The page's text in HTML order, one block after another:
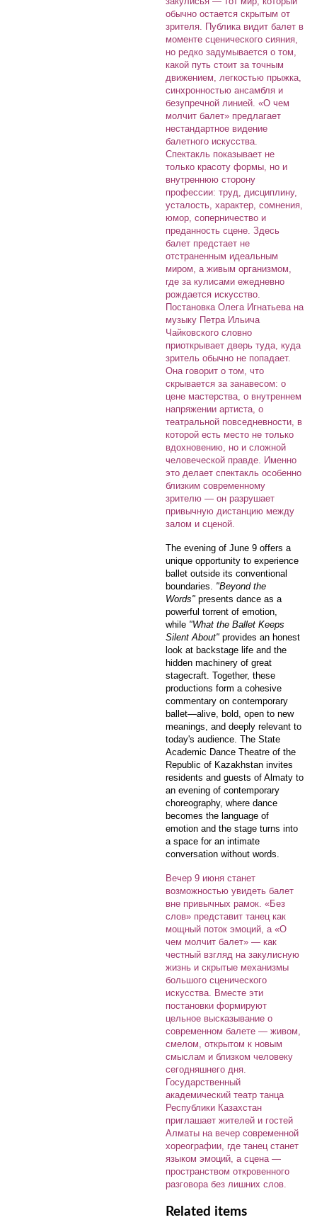
обычно остается скрытым от
зрителя. Публика видит балет в
моменте сценического сияния,
но редко задумывается о том,
какой путь стоит за точным
движением, легкостью прыжка,
синхронностью ансамбля и
безупречной линией. «О чем
молчит балет» предлагает
нестандартное видение
балетного искусства.
Спектакль показывает не
только красоту формы, но и
внутреннюю сторону
профессии: труд, дисциплину,
усталость, характер, сомнения,
юмор, соперничество и
преданность сцене. Здесь
балет предстает не
отстраненным идеальным
миром, а живым организмом,
где за кулисами ежедневно
рождается искусство.
Постановка Олега Игнатьева на
музыку Петра Ильича
Чайковского словно
приоткрывает дверь туда, куда
зритель обычно не попадает.
Она говорит о том, что
скрывается за занавесом: о
цене мастерства, о внутреннем
напряжении артиста, о
театральной повседневности, в
которой есть место не только
вдохновению, но и сложной
человеческой правде. Именно
это делает спектакль особенно
близким современному
зрителю — он разрушает
привычную дистанцию между
залом и сценой.
The evening of June 9 offers a
unique opportunity to experience
ballet outside its conventional
boundaries. "Beyond the
Words" presents dance as a
powerful torrent of emotion,
while "What the Ballet Keeps
Silent About" provides an honest
look at backstage life and the
hidden machinery of great
stagecraft. Together, these
productions form a cohesive
commentary on contemporary
ballet—alive, bold, open to new
meanings, and deeply relevant to
today's audience. The State
Academic Dance Theatre of the
Republic of Kazakhstan invites
residents and guests of Almaty to
an evening of contemporary
choreography, where dance
becomes the language of
emotion and the stage turns into
a space for an intimate
conversation without words.
Вечер 9 июня станет
возможностью увидеть балет
вне привычных рамок. «Без
слов» представит танец как
мощный поток эмоций, а «О
чем молчит балет» — как
честный взгляд на закулисную
жизнь и скрытые механизмы
большого сценического
искусства. Вместе эти
постановки формируют
цельное высказывание о
современном балете — живом,
смелом, открытом к новым
смыслам и близком человеку
сегодняшнего дня.
Государственный
академический театр танца
Республики Казахстан
приглашает жителей и гостей
Алматы на вечер современной
хореографии, где танец станет
языком эмоций, а сцена —
пространством откровенного
разговора без лишних слов.
Related items